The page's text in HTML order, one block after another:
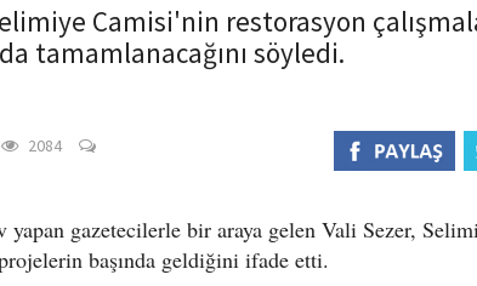
Camisi'nin restorasyon
tamamlanacağını söyledi.
2084
gazetecilerle bir araya gelen Vali Sezer,
başında geldiğini ifade etti.